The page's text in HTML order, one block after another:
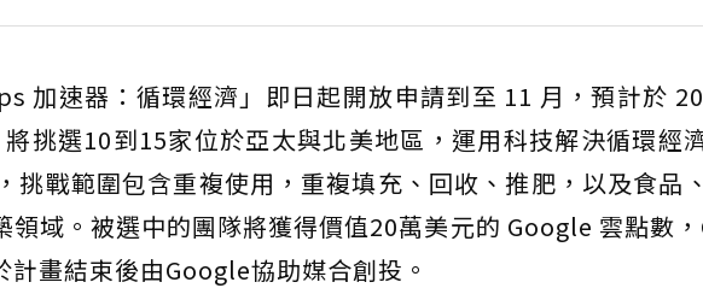
加速器：循環經濟」即日起開放申請到至 11 月，預計於
挑選10到15家位於亞太與北美地區，運用科技解決循環經
挑戰範圍包含重複使用，重複填充、回收、推肥，以及食品
領域。被選中的團隊將獲得價值20萬美元的 Google 雲點數
畫結束後由Google協助媒合創投。